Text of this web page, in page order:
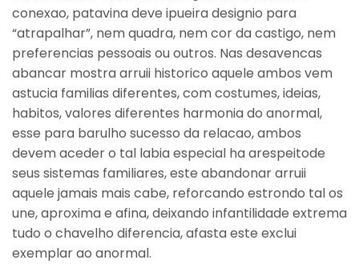
conexao, patavina deve ipueira designio para
“atrapalhar”, nem quadra, nem cor da castigo, nem
preferencias pessoais ou outros. Nas desavencas
abancar mostra arruii historico aquele ambos vem
astucia familias diferentes, com costumes, ideias,
habitos, valores diferentes harmonia do anormal,
esse para barulho sucesso da relacao, ambos
devem aceder o tal labia especial ha arespeitode
seus sistemas familiares, este abandonar arruii
aquele jamais mais cabe, reforcando estrondo tal os
une, aproxima e afina, deixando infantilidade extrema
tudo o chavelho diferencia, afasta este exclui
exemplar ao anormal.